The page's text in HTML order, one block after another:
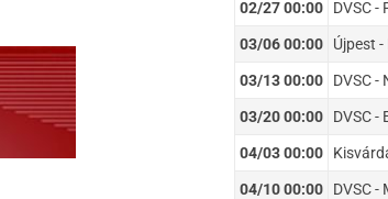
02/27 00:00 DVSC -
03/06 00:00 Újpest -
03/13 00:00 DVSC -
03/20 00:00 DVSC -
04/03 00:00
04/10 00:00 DVSC -